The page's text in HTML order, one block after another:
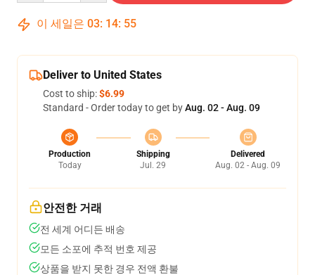
이 세일은 03: 14: 54
Deliver to United States
Cost to ship:$6.99
Standard - Order today to get byAug. 02 - Aug. 09
Production
Today
Shipping
Jul. 29
Delivered
Aug. 02 - Aug. 09
안전한 거래
전 세계 어디든 배송
모든 소포에 추적 번호 제공
상품을 받지 못한 경우 전액 환불